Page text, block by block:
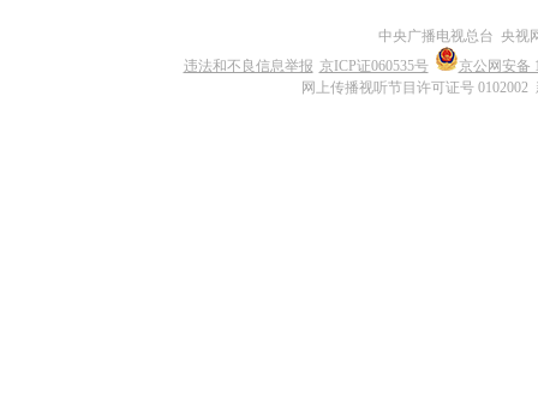
中央广播电视总台 央视
违法和不良信息举报 京ICP证060535号
京公网安备
网上传播视听节目许可证号 0102002